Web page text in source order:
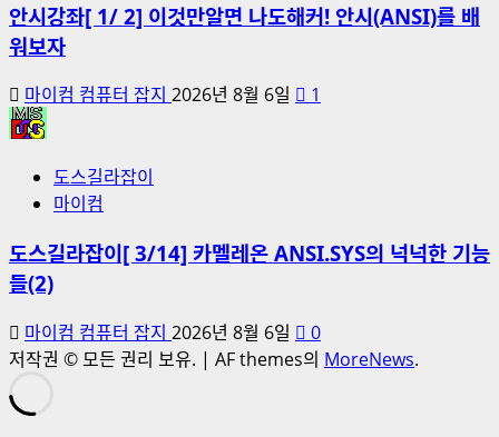
안시강좌[ 1/ 2] 이것만알면 나도해커! 안시(ANSI)를 배
워보자
마이컴 컴퓨터 잡지 2026년 8월 6일 1
도스길라잡이
마이컴
도스길라잡이[ 3/14] 카멜레온 ANSI.SYS의 넉넉한 기능
들(2)
마이컴 컴퓨터 잡지 2026년 8월 6일
0
저작권 © 모든 권리 보유. | AF themes의 MoreNews.